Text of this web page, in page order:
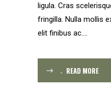
ligula. Cras
fringilla. Nulla mollis
elit finibus ac....
READ MORE